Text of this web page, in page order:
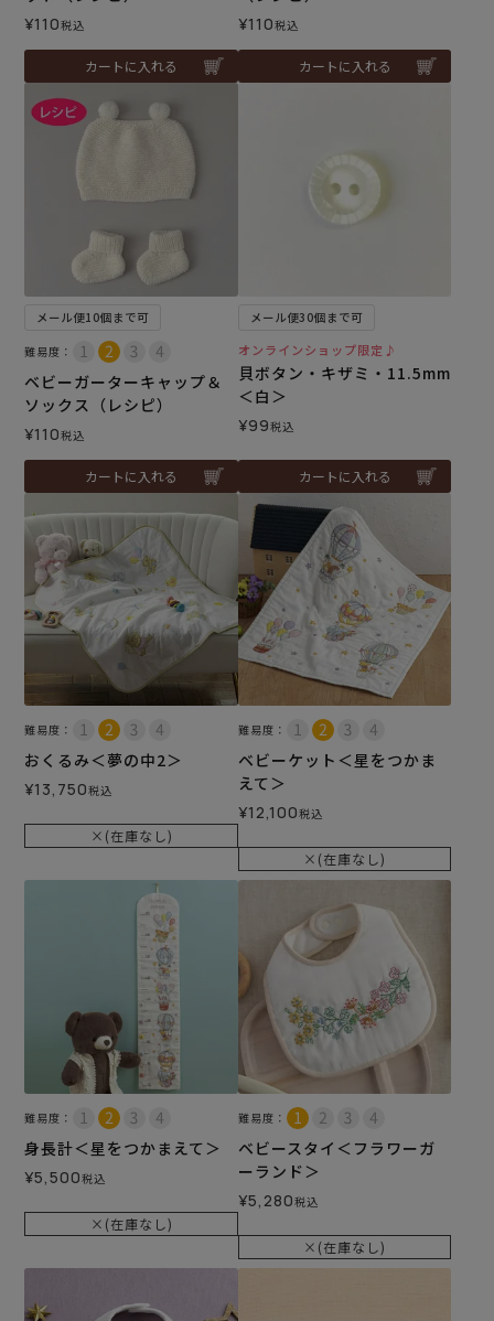
¥110税込
カートに入れる
¥110税込
カートに入れる
メール便10個まで可
難易度：
ベビーガーターキャップ＆
ソックス（レシピ）
¥110税込
カートに入れる
メール便30個まで可
オンラインショップ限定♪
貝ボタン・キザミ・11.5mm
＜白＞
¥99税込
カートに入れる
難易度：
おくるみ＜夢の中2＞
¥13,750税込
×(在庫なし)
難易度：
ベビーケット＜星をつかま
えて＞
¥12,100税込
×(在庫なし)
難易度：
身長計＜星をつかまえて＞
¥5,500税込
×(在庫なし)
難易度：
ベビースタイ＜フラワーガ
ーランド＞
¥5,280税込
×(在庫なし)